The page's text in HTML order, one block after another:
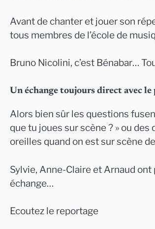
Avant de chanter et jouer son
tous membres de l’école de
Bruno Nicolini, c’est Bénabar…
Un échange toujours direct avec
Alors bien sûr les questions
que tu joues sur scène ? » ou
oreilles quand on est sur scène
Sylvie, Anne-Claire et Arnaud
échange…
Ecoutez le reportage